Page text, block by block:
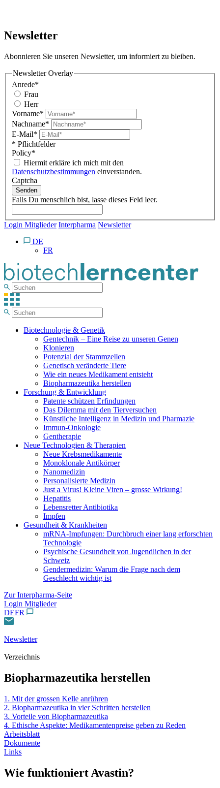
Newsletter
Abonnieren Sie unseren Newsletter, um informiert zu bleiben.
Newsletter Overlay
Anrede*
Frau
Herr
Vorname*
Nachname*
E-Mail*
* Pflichtfelder
Policy*
Hiermit erkläre ich mich mit den
Datenschutzbestimmungen einverstanden.
Captcha
Senden
Falls Du menschlich bist, lasse dieses Feld leer.
Login Mitglieder Interpharma Newsletter
DE
FR
Biotechnologie & Genetik
Gentechnik – Eine Reise zu unseren Genen
Klonieren
Potenzial der Stammzellen
Genetisch veränderte Tiere
Wie ein neues Medikament entsteht
Biopharmazeutika herstellen
Forschung & Entwicklung
Patente schützen Erfindungen
Das Dilemma mit den Tierversuchen
Künstliche Intelligenz in Medizin und Pharmazie
Immun-Onkologie
Gentherapie
Neue Technologien & Therapien
Neue Krebsmedikamente
Monoklonale Antikörper
Nanomedizin
Personalisierte Medizin
Just a Virus! Kleine Viren – grosse Wirkung!
Hepatitis
Lebensretter Antibiotika
Impfen
Gesundheit & Krankheiten
mRNA-Impfungen: Durchbruch einer lang erforschten
Technologie
Psychische Gesundheit von Jugendlichen in der
Schweiz
Gendermedizin: Warum die Frage nach dem
Geschlecht wichtig ist
Zur Interpharma-Seite
Login Mitglieder
DEFR
Newsletter
Verzeichnis
Biopharmazeutika herstellen
1. Mit der grossen Kelle anrühren
2. Biopharmazeutika in vier Schritten herstellen
3. Vorteile von Biopharmazeutika
4. Ethische Aspekte: Medikamentenpreise geben zu Reden
Arbeitsblatt
Dokumente
Links
Wie funktioniert Avastin?